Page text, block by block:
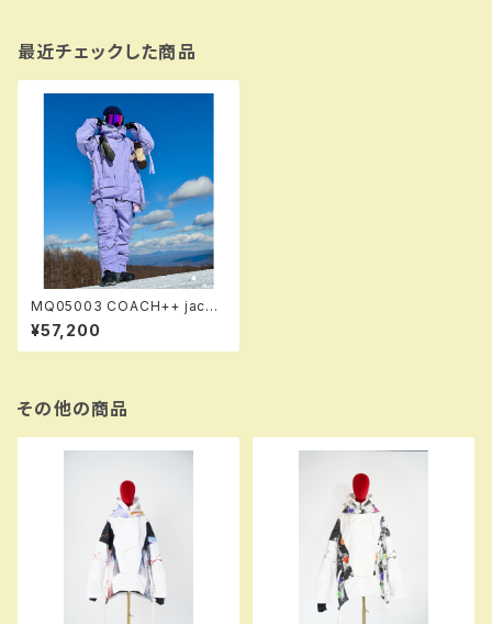
最近チェックした商品
MQ05003 COACH++ jacke
t 800 ltp ！！※送料無料（日本
国内のみ）サービス中です！！
¥57,200
その他の商品